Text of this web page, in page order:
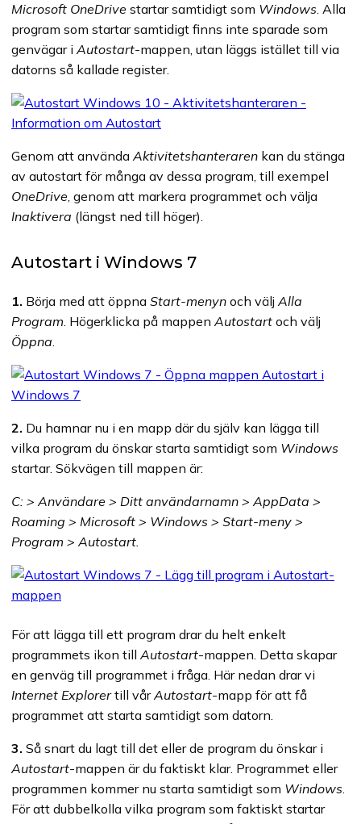
Microsoft OneDrive startar samtidigt som Windows. Alla
program som startar samtidigt finns inte sparade som
genvägar iAutostart-mappen, utan läggs istället till via
datorns så kallade register.
Genom att användaAktivitetshanteraren kan du stänga
av autostart för många av dessa program, till exempel
OneDrive, genom att markera programmet och välja
Inaktivera (längst ned till höger).
Autostart i Windows 7
1. Börja med att öppna Start-menyn och väljAlla
Program. Högerklicka på mappenAutostart och välj
Öppna.
2. Du hamnar nu i en mapp där du själv kan lägga till
vilka program du önskar starta samtidigt som Windows
startar. Sökvägen till mappen är:
C: > Användare > Ditt användarnamn > AppData >
Roaming > Microsoft > Windows > Start-meny >
Program > Autostart.
För att lägga till ett program drar du helt enkelt
programmets ikon tillAutostart-mappen. Detta skapar
en genväg till programmet i fråga. Här nedan drar vi
Internet Explorertill vårAutostart-mapp för att få
programmet att starta samtidigt som datorn.
3. Så snart du lagt till det eller de program du önskar i
Autostart-mappen är du faktiskt klar. Programmet eller
programmen kommer nu starta samtidigt som Windows.
För att dubbelkolla vilka program som faktiskt startar